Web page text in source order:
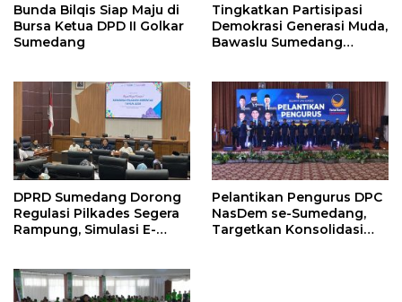
Bunda Bilqis Siap Maju di
Bursa Ketua DPD II Golkar
Sumedang
Tingkatkan Partisipasi
Demokrasi Generasi Muda,
Bawaslu Sumedang
DPRD Sumedang Dorong
Regulasi Pilkades Segera
Rampung, Simulasi E-
Pelantikan Pengurus DPC
NasDem se-Sumedang,
Targetkan Konsolidasi